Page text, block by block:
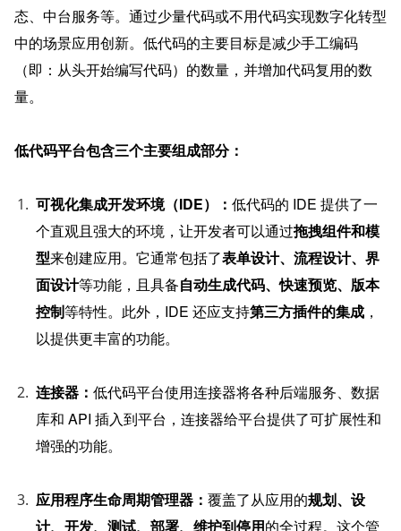
态、中台服务等。通过少量代码或不用代码实现数字化转型
中的场景应用创新。低代码的主要目标是减少手工编码
（即：从头开始编写代码）的数量，并增加代码复用的数
量。
低代码平台包含三个主要组成部分：
可视化集成开发环境（IDE）： 低代码的 IDE 提供了一
个直观且强大的环境，让开发者可以通过拖拽组件和模
型来创建应用。它通常包括了表单设计、流程设计、界
面设计等功能，且具备自动生成代码、快速预览、版本
控制等特性。此外，IDE 还应支持第三方插件的集成 ，
以提供更丰富的功能。
连接器： 低代码平台使用连接器将各种后端服务、数据
库和 API 插入到平台，连接器给平台提供了可扩展性和
增强的功能。
应用程序生命周期管理器： 覆盖了从应用的规划、设
计、开发、测试、部署、维护到停用的全过程。这个管